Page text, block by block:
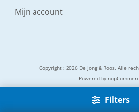
Filters
Mijn account
Copyright ; 2026 De Jong & Roos. Alle
Powered by